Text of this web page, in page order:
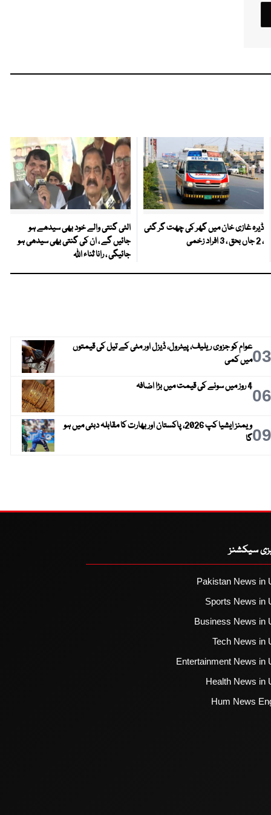
ڈیرہ غازی خان میں گھر کی چھت گر گئی
، 2 جاں بحق ، 3 افراد زخمی
الٹی گنتی والے خود بھی سیدھے ہو
جائیں گے ، ان کی گنتی بھی سیدھی ہو
جائیگی ، رانا ثناء اللہ
03عوام کو جزوی ریلیف، پیٹرول، ڈیزل اور مٹی کے تیل کی قیمتوں
میں کمی
064 روز میں سونے کی قیمت میں بڑا اضافہ
09
ویمنز ایشیا کپ 2026، پاکستان اور بھارت کا مقابلہ دبئی میں ہو
گا
سیکشنز
Pakistan News in
Sports News in
Business News in
Tech News in
Entertainment News in
Health News in
Hum News